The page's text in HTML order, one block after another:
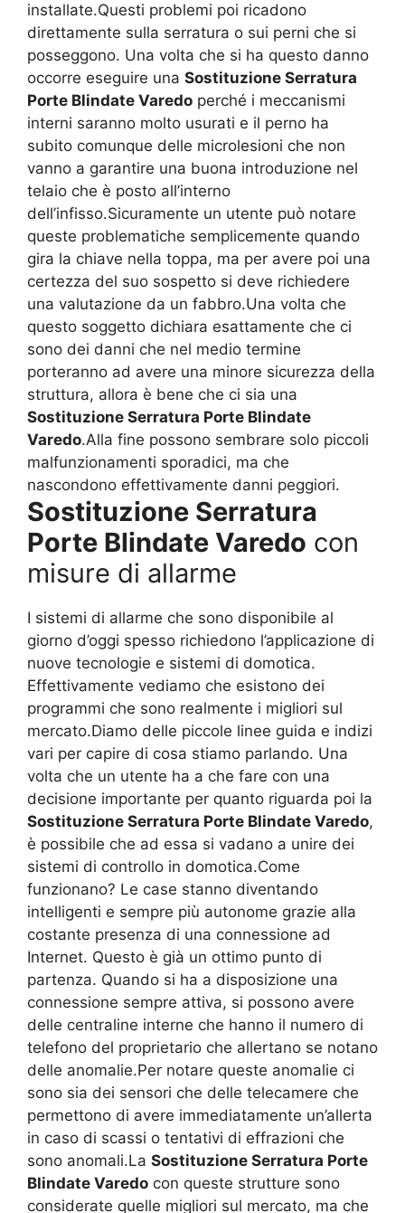
installate.Questi problemi poi ricadono
direttamente sulla serratura o sui perni che si
posseggono. Una volta che si ha questo danno
occorre eseguire una Sostituzione Serratura
Porte Blindate Varedo perché i meccanismi
interni saranno molto usurati e il perno ha
subito comunque delle microlesioni che non
vanno a garantire una buona introduzione nel
telaio che è posto all’interno
dell’infisso.Sicuramente un utente può notare
queste problematiche semplicemente quando
gira la chiave nella toppa, ma per avere poi una
certezza del suo sospetto si deve richiedere
una valutazione da un fabbro.Una volta che
questo soggetto dichiara esattamente che ci
sono dei danni che nel medio termine
porteranno ad avere una minore sicurezza della
struttura, allora è bene che ci sia una
Sostituzione Serratura Porte Blindate
Varedo.Alla fine possono sembrare solo piccoli
malfunzionamenti sporadici, ma che
nascondono effettivamente danni peggiori.
Sostituzione Serratura
Porte Blindate Varedo con
misure di allarme
I sistemi di allarme che sono disponibile al
giorno d’oggi spesso richiedono l’applicazione di
nuove tecnologie e sistemi di domotica.
Effettivamente vediamo che esistono dei
programmi che sono realmente i migliori sul
mercato.Diamo delle piccole linee guida e indizi
vari per capire di cosa stiamo parlando. Una
volta che un utente ha a che fare con una
decisione importante per quanto riguarda poi la
Sostituzione Serratura Porte Blindate Varedo,
è possibile che ad essa si vadano a unire dei
sistemi di controllo in domotica.Come
funzionano? Le case stanno diventando
intelligenti e sempre più autonome grazie alla
costante presenza di una connessione ad
Internet. Questo è già un ottimo punto di
partenza. Quando si ha a disposizione una
connessione sempre attiva, si possono avere
delle centraline interne che hanno il numero di
telefono del proprietario che allertano se notano
delle anomalie.Per notare queste anomalie ci
sono sia dei sensori che delle telecamere che
permettono di avere immediatamente un’allerta
in caso di scassi o tentativi di effrazioni che
sono anomali.La Sostituzione Serratura Porte
Blindate Varedo con queste strutture sono
considerate quelle migliori sul mercato, ma che